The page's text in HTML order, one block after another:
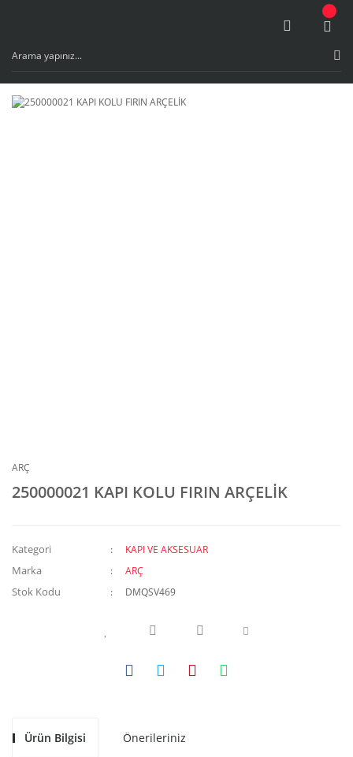
ARÇ
250000021 KAPI KOLU FIRIN ARÇELİK
Kategori KAPI VE AKSESUAR
Marka ARÇ
Stok Kodu DMQSV469
Ürün Bilgisi Önerileriniz